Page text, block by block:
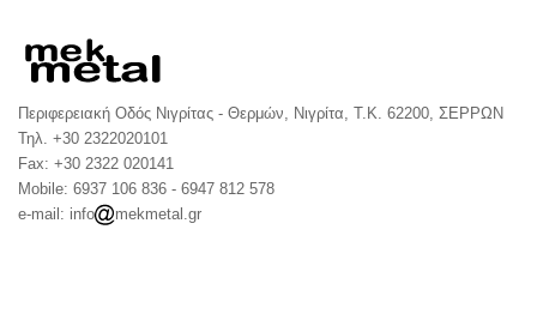
Περιφερειακή Οδός Νιγρίτας - Θερμών, Νιγρίτα, Τ.Κ. 62200, ΣΕΡΡΩΝ
Τηλ. +30 2322020101
Fax: +30 2322 020141
Mobile: 6937 106 836 - 6947 812 578
e-mail: info
mekmetal.gr